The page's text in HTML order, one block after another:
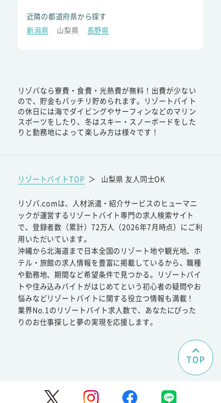
近隣の都道府県から探す
新潟県
山梨県 長野県
リゾバなら寮費・食費・光熱費が無料！出費が少ない
ので、貯金もバッチリ貯められます。リゾートバイト
の休日には海でダイビングやサーフィンなどのマリン
スポーツをしたり、冬はスキー・スノーボードをした
りと勤務地によって楽しみ方は様々です！
リゾートバイトTOP ＞ 山梨県 友人同士OK
リゾバ.comは、人材派遣・紹介サービスのヒューマニ
ックが運営するリゾートバイト専門の求人検索サイト
で、登録者数（累計）72万人（2026年7月時点）にご利
用いただいています。
沖縄から北海道まで日本全国のリゾート地や観光地、ホ
テル・旅館の求人情報を豊富に掲載しているから、職種
や勤務地、期間など希望条件で見つかる。リゾートバイ
トや住み込みバイトがはじめてという初心者の疑問やお
悩みなどリゾートバイトに関する役立つ情報も満載！
業界No.1のリゾートバイト求人数で、あなたにぴった
りのお仕事探しと夢の実現を応援します。
TOP